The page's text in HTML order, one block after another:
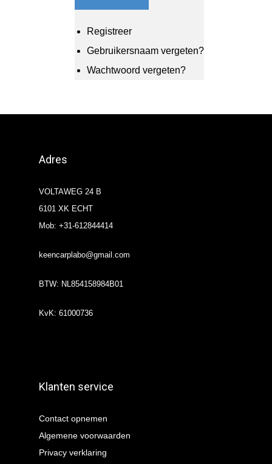
Registreer
Gebruikersnaam vergeten?
Wachtwoord vergeten?
Adres
VOLTAWEG 24 B
6101 XK ECHT
Mob: +31-612844414
keencarplabo@gmail.com
BTW: NL854158984B01
KvK: 61000736
Klanten service
Contact opnemen
Algemene voorwaarden
Privacy verklaring